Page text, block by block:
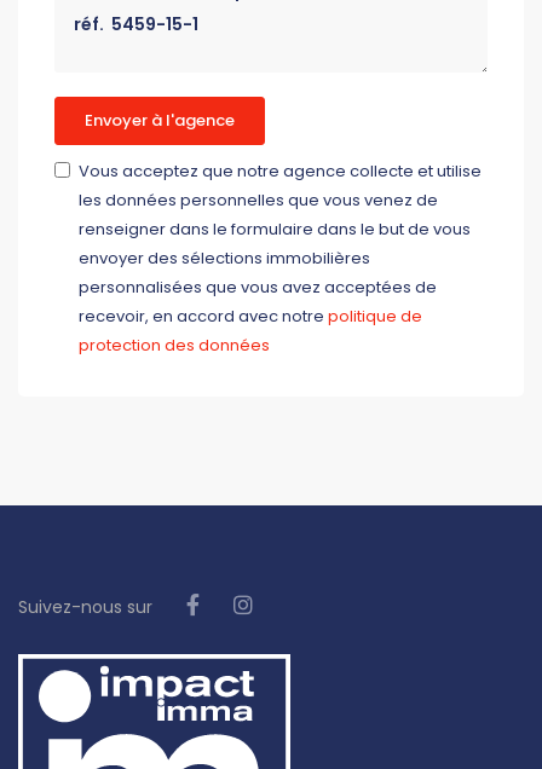
Envoyer à l'agence
Vous acceptez que notre agence collecte et utilise
les données personnelles que vous venez de
renseigner dans le formulaire dans le but de vous
envoyer des sélections immobilières
personnalisées que vous avez acceptées de
recevoir, en accord avec notre politique de
protection des données
Suivez-nous sur